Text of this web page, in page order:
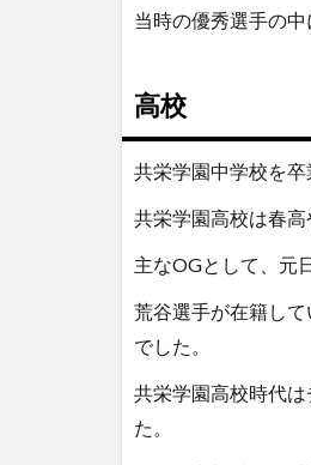
当時の優秀選手の中
高校
共栄学園中学校を卒
共栄学園高校は春高
主なOGとして、元
荒谷選手が在籍し
でした。
共栄学園高校時代
た。